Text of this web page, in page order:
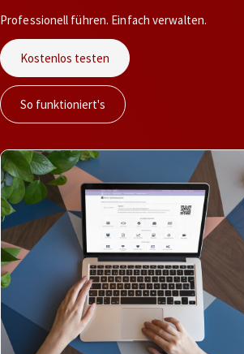
Professionell führen. Einfach verwalten.
Kostenlos testen
So funktioniert's